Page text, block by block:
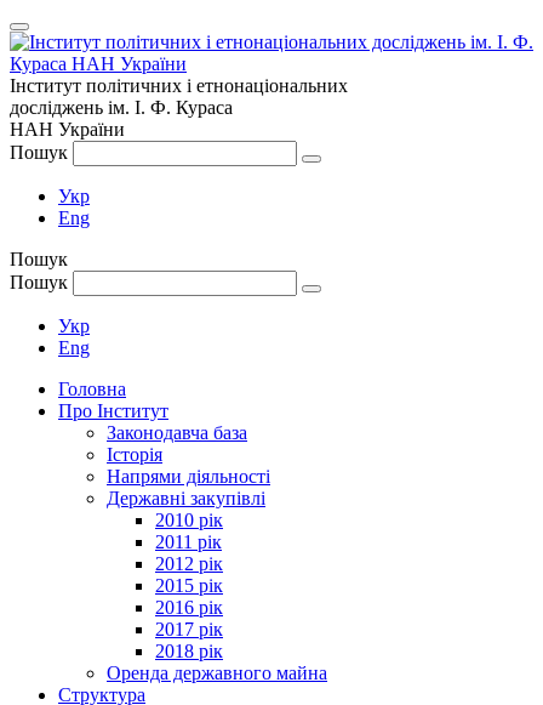
Інститут політичних і етнонаціональних
досліджень ім. І. Ф. Кураса
НАН України
Пошук
Укр
Eng
Пошук
Пошук
Укр
Eng
Головна
Про Інститут
Законодавча база
Історія
Напрями діяльності
Державні закупівлі
2010 рік
2011 рік
2012 рік
2015 рік
2016 рік
2017 рік
2018 рік
Оренда державного майна
Структура